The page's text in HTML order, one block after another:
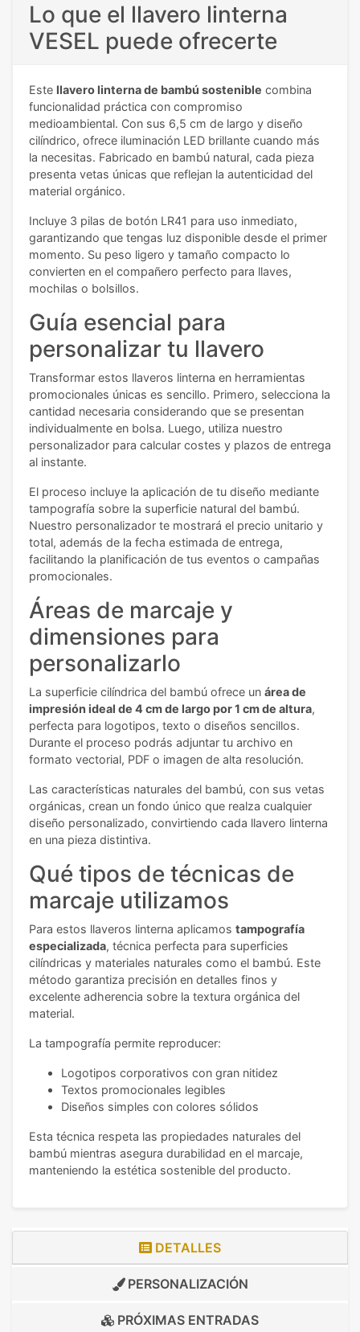
Lo que el llavero linterna
VESEL puede ofrecerte
Este llavero linterna de bambú sostenible combina
funcionalidad práctica con compromiso
medioambiental. Con sus 6,5 cm de largo y diseño
cilíndrico, ofrece iluminación LED brillante cuando más
la necesitas. Fabricado en bambú natural, cada pieza
presenta vetas únicas que reflejan la autenticidad del
material orgánico.
Incluye 3 pilas de botón LR41 para uso inmediato,
garantizando que tengas luz disponible desde el primer
momento. Su peso ligero y tamaño compacto lo
convierten en el compañero perfecto para llaves,
mochilas o bolsillos.
Guía esencial para
personalizar tu llavero
Transformar estos llaveros linterna en herramientas
promocionales únicas es sencillo. Primero, selecciona la
cantidad necesaria considerando que se presentan
individualmente en bolsa. Luego, utiliza nuestro
personalizador para calcular costes y plazos de entrega
al instante.
El proceso incluye la aplicación de tu diseño mediante
tampografía sobre la superficie natural del bambú.
Nuestro personalizador te mostrará el precio unitario y
total, además de la fecha estimada de entrega,
facilitando la planificación de tus eventos o campañas
promocionales.
Áreas de marcaje y
dimensiones para
personalizarlo
La superficie cilíndrica del bambú ofrece un área de
impresión ideal de 4 cm de largo por 1 cm de altura,
perfecta para logotipos, texto o diseños sencillos.
Durante el proceso podrás adjuntar tu archivo en
formato vectorial, PDF o imagen de alta resolución.
Las características naturales del bambú, con sus vetas
orgánicas, crean un fondo único que realza cualquier
diseño personalizado, convirtiendo cada llavero linterna
en una pieza distintiva.
Qué tipos de técnicas de
marcaje utilizamos
Para estos llaveros linterna aplicamos tampografía
especializada, técnica perfecta para superficies
cilíndricas y materiales naturales como el bambú. Este
método garantiza precisión en detalles finos y
excelente adherencia sobre la textura orgánica del
material.
La tampografía permite reproducer:
Logotipos corporativos con gran nitidez
Textos promocionales legibles
Diseños simples con colores sólidos
Esta técnica respeta las propiedades naturales del
bambú mientras asegura durabilidad en el marcaje,
manteniendo la estética sostenible del producto.
DETALLES
PERSONALIZACIÓN
PRÓXIMAS ENTRADAS